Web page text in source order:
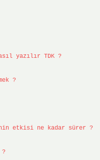
yazılır TDK ?
?
etkisi ne kadar sürer ?
?